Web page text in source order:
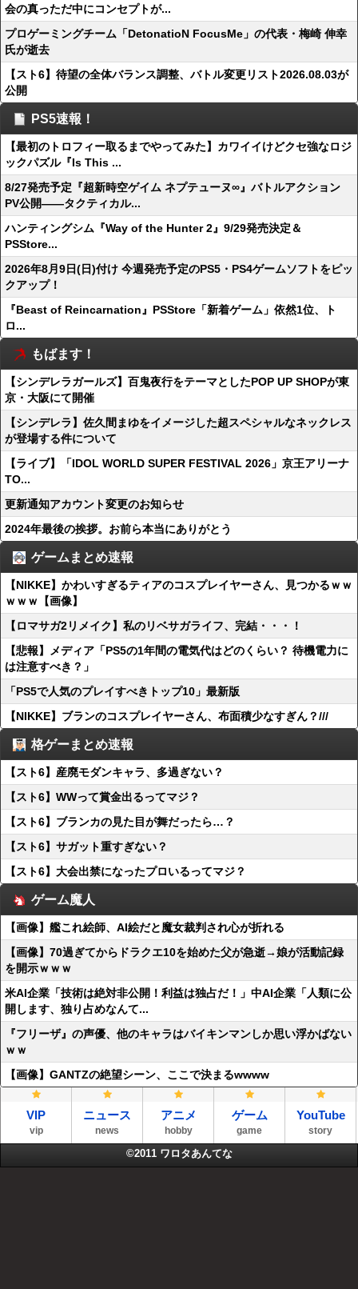
会の真っただ中にコンセプトが...
プロゲーミングチーム「DetonatioN FocusMe」の代表・梅崎 伸幸
氏が逝去
【スト6】待望の全体バランス調整、バトル変更リスト2026.08.03が
公開
PS5速報！
【最初のトロフィー取るまでやってみた】カワイイけどクセ強なロジ
ックパズル『Is This ...
8/27発売予定『超新時空ゲイム ネプテューヌ∞』バトルアクション
PV公開——タクティカル...
ハンティングシム『Way of the Hunter 2』9/29発売決定＆
PSStore...
2026年8月9日(日)付け 今週発売予定のPS5・PS4ゲームソフトをピッ
クアップ！
『Beast of Reincarnation』PSStore「新着ゲーム」依然1位、ト
ロ...
もばます！
【シンデレラガールズ】百鬼夜行をテーマとしたPOP UP SHOPが東
京・大阪にて開催
【シンデレラ】佐久間まゆをイメージした超スペシャルなネックレス
が登場する件について
【ライブ】「IDOL WORLD SUPER FESTIVAL 2026」京王アリーナ
TO...
更新通知アカウント変更のお知らせ
2024年最後の挨拶。お前ら本当にありがとう
ゲームまとめ速報
【NIKKE】かわいすぎるティアのコスプレイヤーさん、見つかるｗｗ
ｗｗｗ【画像】
【ロマサガ2リメイク】私のリベサガライフ、完結・・・！
【悲報】メディア「PS5の1年間の電気代はどのくらい？ 待機電力に
は注意すべき？」
「PS5で人気のプレイすべきトップ10」最新版
【NIKKE】ブランのコスプレイヤーさん、布面積少なすぎん？///
格ゲーまとめ速報
【スト6】産廃モダンキャラ、多過ぎない？
【スト6】WWって賞金出るってマジ？
【スト6】ブランカの見た目が舞だったら…？
【スト6】サガット重すぎない？
【スト6】大会出禁になったプロいるってマジ？
ゲーム魔人
【画像】艦これ絵師、AI絵だと魔女裁判され心が折れる
【画像】70過ぎてからドラクエ10を始めた父が急逝→娘が活動記録
を開示ｗｗｗ
米AI企業「技術は絶対非公開！利益は独占だ！」中AI企業「人類に公
開します、独り占めなんて...
『フリーザ』の声優、他のキャラはバイキンマンしか思い浮かばない
ｗｗ
【画像】GANTZの絶望シーン、ここで決まるwwww
VIP
vip
ニュース
news
アニメ
hobby
ゲーム
game
YouTube
story
©2011 ワロタあんてな